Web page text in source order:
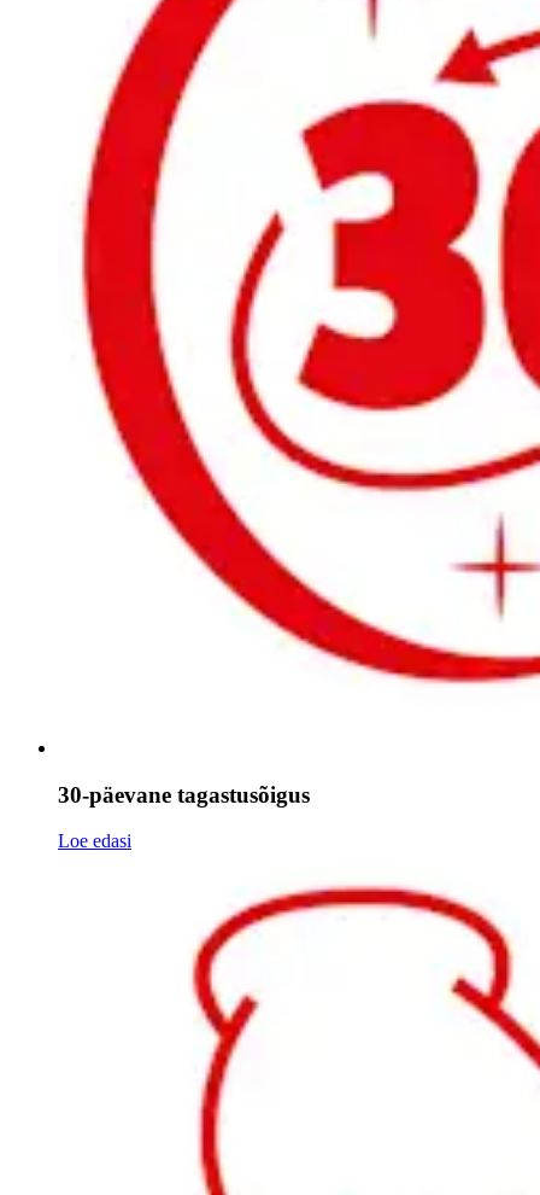
30-päevane tagastusõigus
Loe edasi